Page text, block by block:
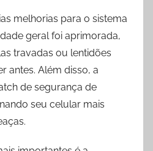
melhorias para o sistema
geral foi aprimorada,
travadas ou lentidões
antes. Além disso, a
de segurança de
seu celular mais